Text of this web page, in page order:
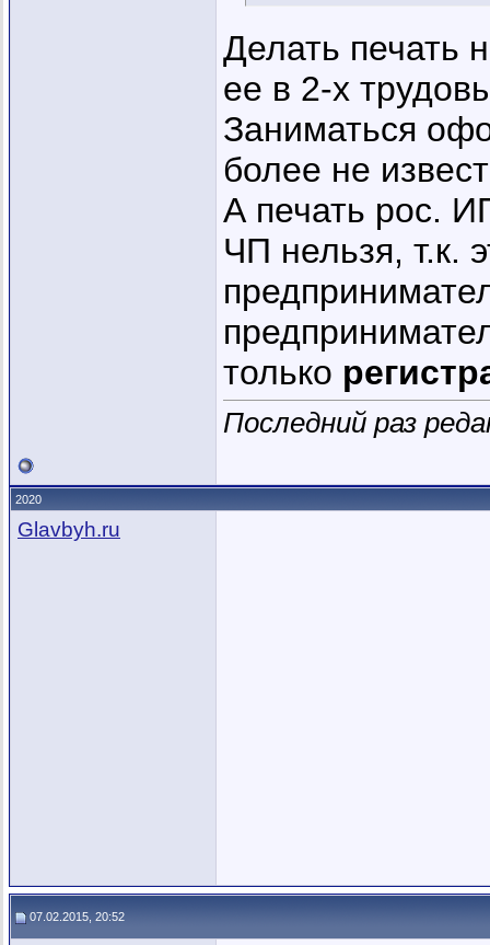
Делать печать
ее в 2-х
Заниматься
более не
А печать рос.
ЧП нельзя, т.к.
только
Последний раз
2020
Glavbyh.ru
07.02.2015, 20:52